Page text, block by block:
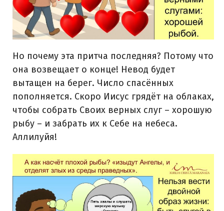
Но почему эта притча последняя? Потому что
она возвещает о конце! Невод будет
вытащен на берег. Число спасённых
пополняется. Скоро Иисус грядёт на облаках,
чтобы собрать Своих верных слуг – хорошую
рыбу – и забрать их к Себе на небеса.
Аллилуйя!